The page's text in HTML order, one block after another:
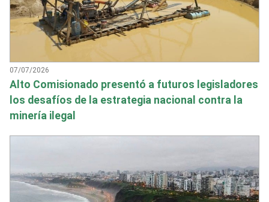
07/07/2026
Alto Comisionado presentó a futuros legisladores
los desafíos de la estrategia nacional contra la
minería ilegal